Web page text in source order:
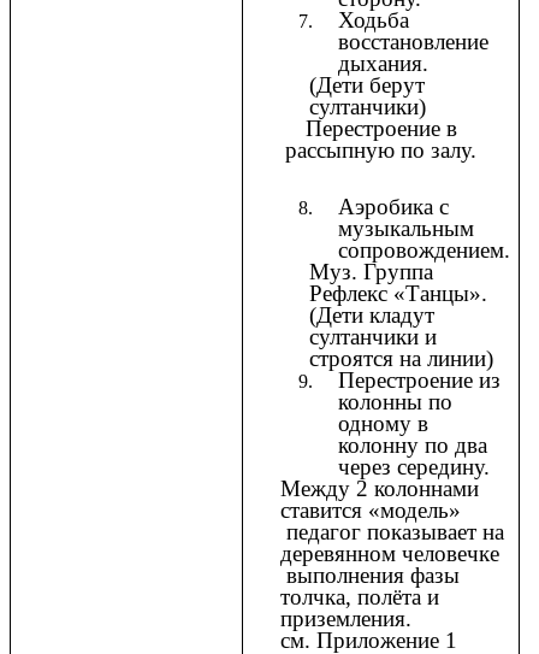
Ходьба
восстановление
дыхания.
(Дети берут
султанчики)
Перестроение в
рассыпную по залу.
Аэробика с
музыкальным
сопровождением.
Муз. Группа
Рефлекс «Танцы».
(Дети кладут
султанчики и
строятся на линии)
Перестроение из
колонны по
одному в
колонну по два
через середину.
Между 2 колоннами
ставится «модель»
педагог показывает на
деревянном человечке
выполнения фазы
толчка, полёта и
приземления.
см. Приложение 1